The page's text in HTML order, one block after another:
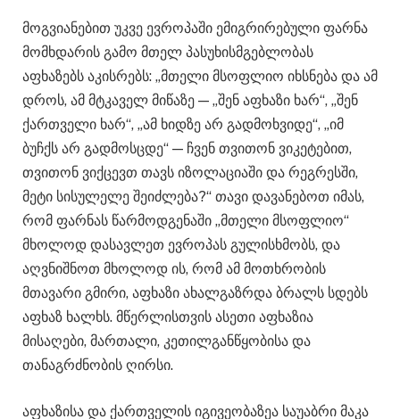
მოგვიანებით უკვე ევროპაში ემიგრირებული ფარნა
მომხდარის გამო მთელ პასუხისმგებლობას
აფხაზებს აკისრებს: „მთელი მსოფლიო იხსნება და ამ
დროს, ამ მტკაველ მიწაზე — „შენ აფხაზი ხარ“, „შენ
ქართველი ხარ“, „ამ ხიდზე არ გადმოხვიდე“, „იმ
ბუჩქს არ გადმოსცდე“ — ჩვენ თვითონ ვიკეტებით,
თვითონ ვიქცევთ თავს იზოლაციაში და რეგრესში,
მეტი სისულელე შეიძლება?“ თავი დავანებოთ იმას,
რომ ფარნას წარმოდგენაში „მთელი მსოფლიო“
მხოლოდ დასავლეთ ევროპას გულისხმობს, და
აღვნიშნოთ მხოლოდ ის, რომ ამ მოთხრობის
მთავარი გმირი, აფხაზი ახალგაზრდა ბრალს სდებს
აფხაზ ხალხს. მწერლისთვის ასეთი აფხაზია
მისაღები, მართალი, კეთილგანწყობისა და
თანაგრძნობის ღირსი.
აფხაზისა და ქართველის იგივეობაზეა საუაბრი მაკა